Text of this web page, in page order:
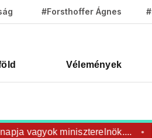
#Forsthoffer Ágnes
Vélemények
vagyok miniszterelnök....